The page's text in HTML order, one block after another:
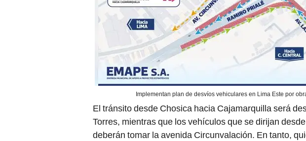
Implementan plan de desvíos vehiculares en Lima Este por
El tránsito desde Chosica hacia Cajamarquilla será
Torres, mientras que los vehículos que se dirijan
deberán tomar la avenida Circunvalación. En tanto,